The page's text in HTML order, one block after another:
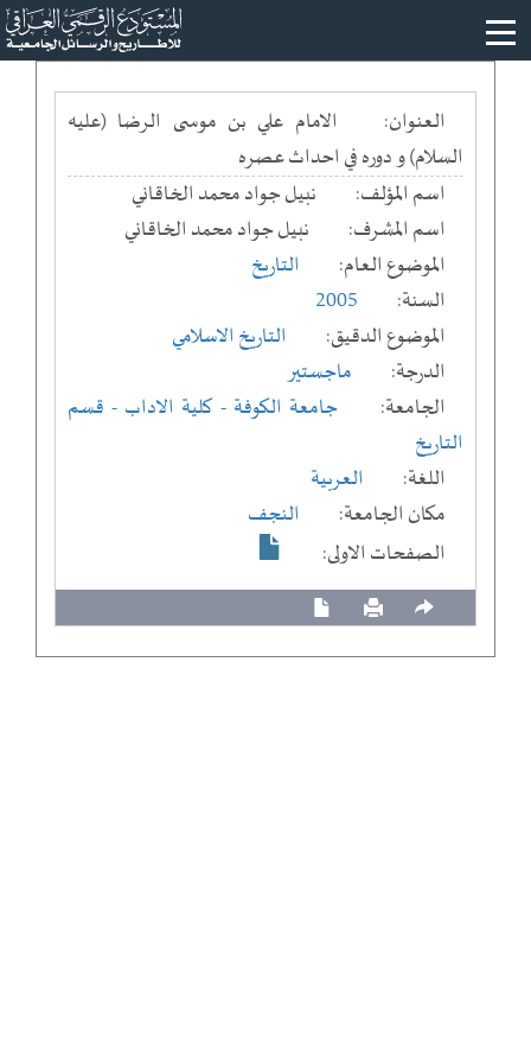
العنوان:
الامام علي بن موسى الرضا (عليه
السلام) و دوره في احداث عصره
اسم المؤلف:
نبيل جواد محمد الخاقاني
اسم المشرف:
نبيل جواد محمد الخاقاني
الموضوع العام:
التاريخ
السنة:
2005
الموضوع الدقيق:
التاريخ الاسلامي
الدرجة:
ماجستير
الجامعة:
جامعة الكوفة - كلية الاداب - قسم
التاريخ
اللغة:
العربية
مكان الجامعة:
النجف
الصفحات الاولى: